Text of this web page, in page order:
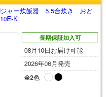
ャー炊飯器 5.5合炊き おど
K
長期保証加入可
08月10日お届け可能
2026年06月発売
全2色